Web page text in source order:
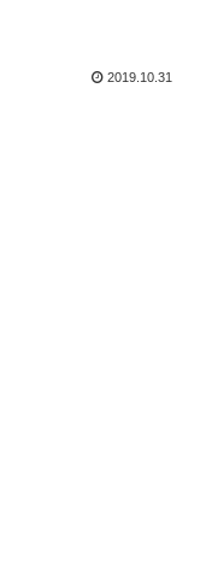
2019.10.31